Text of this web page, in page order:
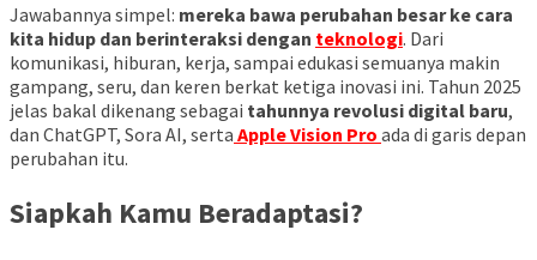
Jawabannya simpel: mereka bawa perubahan besar ke cara
kita hidup dan berinteraksi dengan teknologi. Dari
komunikasi, hiburan, kerja, sampai edukasi semuanya makin
gampang, seru, dan keren berkat ketiga inovasi ini. Tahun 2025
jelas bakal dikenang sebagai tahunnya revolusi digital baru,
dan ChatGPT, Sora AI, serta Apple Vision Pro ada di garis depan
perubahan itu.
Siapkah Kamu Beradaptasi?